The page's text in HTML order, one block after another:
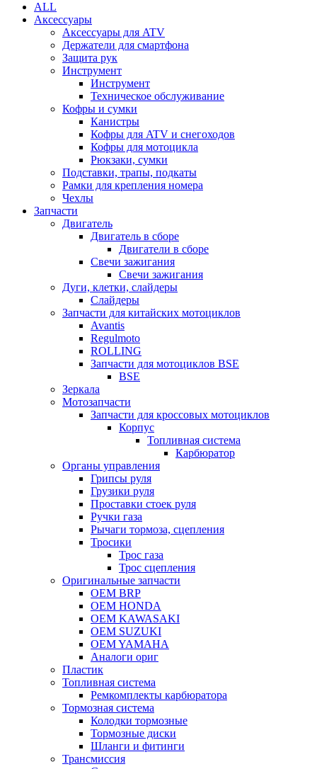
ALL
Аксессуары
Аксессуары для ATV
Держатели для смартфона
Защита рук
Инструмент
Инструмент
Техническое обслуживание
Кофры и сумки
Канистры
Кофры для ATV и снегоходов
Кофры для мотоцикла
Рюкзаки, сумки
Подставки, трапы, подкаты
Рамки для крепления номера
Чехлы
Запчасти
Двигатель
Двигатель в сборе
Двигатели в сборе
Свечи зажигания
Свечи зажигания
Дуги, клетки, слайдеры
Слайдеры
Запчасти для китайских мотоциклов
Avantis
Regulmoto
ROLLING
Запчасти для мотоциклов BSE
BSE
Зеркала
Мотозапчасти
Запчасти для кроссовых мотоциклов
Корпус
Топливная система
Карбюратор
Органы управления
Грипсы руля
Грузики руля
Проставки стоек руля
Ручки газа
Рычаги тормоза, сцепления
Тросики
Трос газа
Трос сцепления
Оригинальные запчасти
OEM BRP
OEM HONDA
OEM KAWASAKI
OEM SUZUKI
OEM YAMAHA
Аналоги ориг
Пластик
Топливная система
Ремкомплекты карбюратора
Тормозная система
Колодки тормозные
Тормозные диски
Шланги и фитинги
Трансмиссия